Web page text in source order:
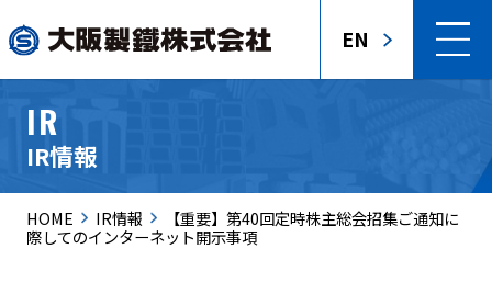
EN
IR
IR情報
HOME IR情報
【重要】第40回定時株主総会招集ご通知に
際してのインターネット開示事項